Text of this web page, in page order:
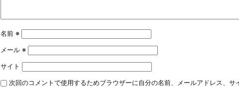
名前 ※
メール ※
サイト
次回のコメントで使用するためブラウザーに自分の名前、メールアドレス、サ